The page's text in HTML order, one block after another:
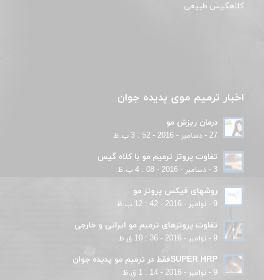
کلاهگیس طبیعی
اخبار ترمیم موی پدیده جوان
درمان ریزش مو
27 - دسامبر - 2016 - 52 : 3 ب.ظ
تفاوت پروتز ترمیم مو با کلاه گیس
3 - دسامبر - 2016 - 08 : 4 ب.ظ
روشهای فیکس پروتز مو
9 - نوامبر - 2016 - 42 : 12 ب.ظ
تفاوت پروتزهای ترمیم مو ایرانی و خارجی
9 - نوامبر - 2016 - 36 : 10 ق.ظ
SUPER HRPفقط در ترمیم مو پدیده جوان
9 - نوامبر - 2016 - 14 : 1 ق.ظ